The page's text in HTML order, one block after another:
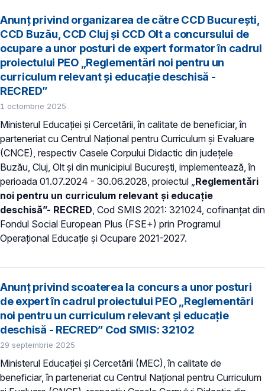
Anunț privind organizarea de către CCD București,
CCD Buzău, CCD Cluj și CCD Olt a concursului de
ocupare a unor posturi de expert formator în cadrul
proiectului PEO „Reglementări noi pentru un
curriculum relevant și educație deschisă -
RECRED”
1 octombrie 2025
Ministerul Educației și Cercetării, în calitate de beneficiar, în
parteneriat cu Centrul Național pentru Curriculum și Evaluare
(CNCE), respectiv Casele Corpului Didactic din județele
Buzău, Cluj, Olt și din municipiul București, implementează, în
perioada 01.07.2024 - 30.06.2028, proiectul „ Reglementări
noi pentru un curriculum relevant și educație
deschisă”- RECRED , Cod SMIS 2021: 321024, cofinanțat din
Fondul Social European Plus (FSE+) prin Programul
Operațional Educație și Ocupare 2021-2027.
Anunț privind scoaterea la concurs a unor posturi
de expert în cadrul proiectului PEO „Reglementări
noi pentru un curriculum relevant și educație
deschisă - RECRED” Cod SMIS: 32102
29 septembrie 2025
Ministerul Educației și Cercetării (MEC), în calitate de
beneficiar, în parteneriat cu Centrul Național pentru Curriculum